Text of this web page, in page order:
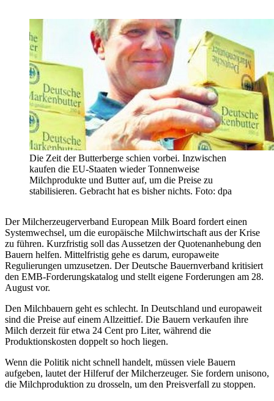
Die Zeit der Butterberge schien vorbei. Inzwischen
kaufen die EU-Staaten wieder Tonnenweise
Milchprodukte und Butter auf, um die Preise zu
stabilisieren. Gebracht hat es bisher nichts. Foto: dpa
Der Milcherzeugerverband European Milk Board fordert einen
Systemwechsel, um die europäische Milchwirtschaft aus der Krise
zu führen. Kurzfristig soll das Aussetzen der Quotenanhebung den
Bauern helfen. Mittelfristig gehe es darum, europaweite
Regulierungen umzusetzen. Der Deutsche Bauernverband kritisiert
den EMB-Forderungskatalog und stellt eigene Forderungen am 28.
August vor.
Den Milchbauern geht es schlecht. In Deutschland und europaweit
sind die Preise auf einem Allzeittief. Die Bauern verkaufen ihre
Milch derzeit für etwa 24 Cent pro Liter, während die
Produktionskosten doppelt so hoch liegen.
Wenn die Politik nicht schnell handelt, müssen viele Bauern
aufgeben, lautet der Hilferuf der Milcherzeuger. Sie fordern unisono,
die Milchproduktion zu drosseln, um den Preisverfall zu stoppen.